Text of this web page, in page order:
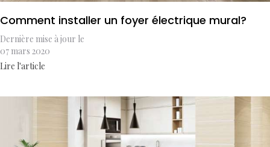
Comment installer un foyer électrique mural?
Dernière mise à jour le
07 mars 2020
Lire l'article